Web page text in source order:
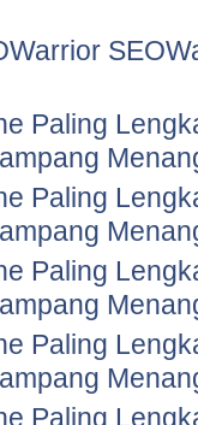
Paling
Paling
Paling
Paling
Paling